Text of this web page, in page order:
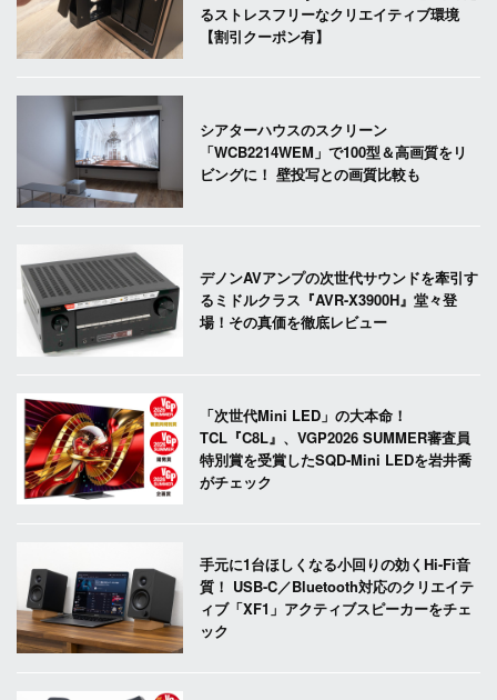
るストレスフリーなクリエイティブ環境
【割引クーポン有】
シアターハウスのスクリーン
「WCB2214WEM」で100型＆高画質をリ
ビングに！ 壁投写との画質比較も
デノンAVアンプの次世代サウンドを牽引す
るミドルクラス『AVR-X3900H』堂々登
場！その真価を徹底レビュー
「次世代Mini LED」の大本命！
TCL『C8L』、VGP2026 SUMMER審査員
特別賞を受賞したSQD-Mini LEDを岩井喬
がチェック
手元に1台ほしくなる小回りの効くHi-Fi音
質！ USB-C／Bluetooth対応のクリエイテ
ィブ「XF1」アクティブスピーカーをチェ
ック